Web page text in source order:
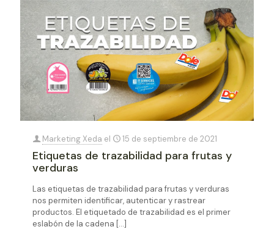
Marketing Xeda el 15 de septiembre de 2021
Etiquetas de trazabilidad para frutas y
verduras
Las etiquetas de trazabilidad para frutas y verduras
nos permiten identificar, autenticar y rastrear
productos. El etiquetado de trazabilidad es el primer
eslabón de la cadena […]